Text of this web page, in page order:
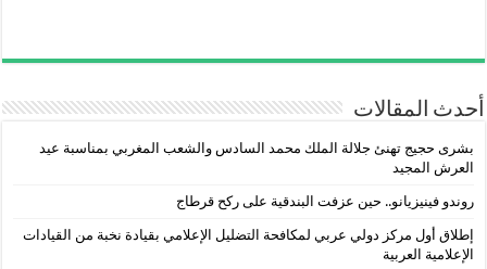
أحدث المقالات
بشرى حجيج تهنئ جلالة الملك محمد السادس والشعب المغربي بمناسبة عيد
العرش المجيد
روندو فينيزيانو.. حين عزفت البندقية على ركح قرطاج
إطلاق أول مركز دولي عربي لمكافحة التضليل الإعلامي بقيادة نخبة من القيادات
الإعلامية العربية